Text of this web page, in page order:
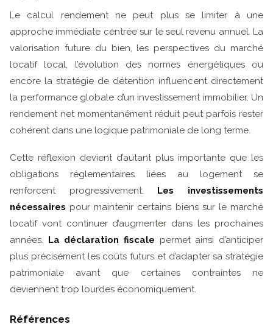
Le calcul rendement ne peut plus se limiter à une
approche immédiate centrée sur le seul revenu annuel. La
valorisation future du bien, les perspectives du marché
locatif local, l’évolution des normes énergétiques ou
encore la stratégie de détention influencent directement
la performance globale d’un investissement immobilier. Un
rendement net momentanément réduit peut parfois rester
cohérent dans une logique patrimoniale de long terme.
Cette réflexion devient d’autant plus importante que les
obligations réglementaires liées au logement se
renforcent progressivement.
Les investissements
nécessaires pour maintenir certains biens sur le marché
locatif vont continuer d’augmenter dans les prochaines
années.
La déclaration fiscale permet ainsi d’anticiper
plus précisément les coûts futurs et d’adapter sa stratégie
patrimoniale avant que certaines contraintes ne
deviennent trop lourdes économiquement.
Références